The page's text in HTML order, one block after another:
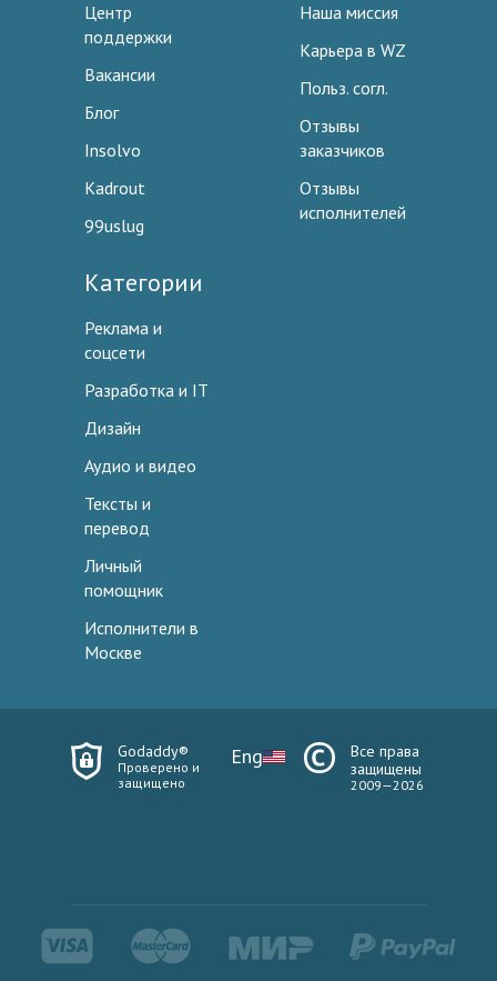
Центр
поддержки
Вакансии
Блог
Insolvo
Kadrout
99uslug
Наша миссия
Карьера в WZ
Польз. согл.
Отзывы
заказчиков
Отзывы
исполнителей
Категории
Реклама и
соцсети
Разработка и IT
Дизайн
Аудио и видео
Тексты и
перевод
Личный
помощник
Исполнители в
Москве
Godaddy®
Проверено и
защищено
Eng
Все права
защищены
2009—2026